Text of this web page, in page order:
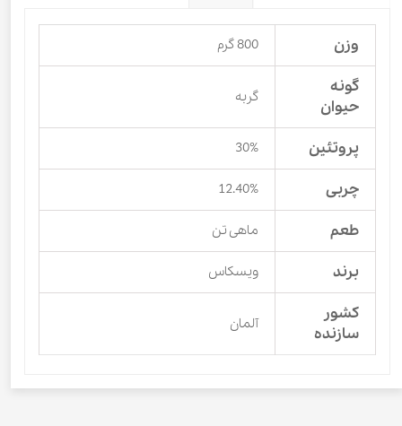
وزن 800 گرم
گونه
حیوان
گربه
پروتئین 30%
چربی 12.40%
طعم ماهی تن
برند ویسکاس
کشور
سازنده
آلمان